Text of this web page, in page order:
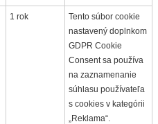
1 rok
Tento súbor cookie
nastavený doplnkom
GDPR Cookie
Consent sa používa
na zaznamenanie
súhlasu používateľa
s cookies v kategórii
„Reklama“.